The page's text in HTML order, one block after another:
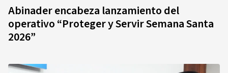
Abinader encabeza lanzamiento del
operativo “Proteger y Servir Semana Santa
2026”